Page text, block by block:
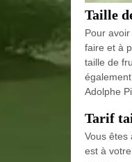
Taille
Pour
faire et à
taille de
Adolphe
Tarif
Vous êtes
est à